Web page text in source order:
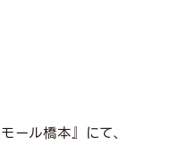
ール橋本』にて、